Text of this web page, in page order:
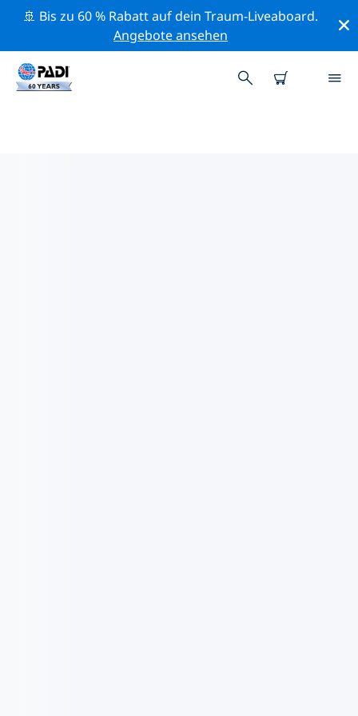
🚢 Bis zu 60 % Rabatt auf dein Traum-Liveaboard.
Angebote ansehen